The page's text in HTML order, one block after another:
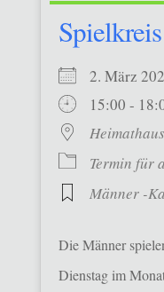
2. März
15:00 -
Heimathaus
Termin für
Männer -
Die Männer
Dienstag im